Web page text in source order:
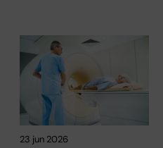
23 jun 2026